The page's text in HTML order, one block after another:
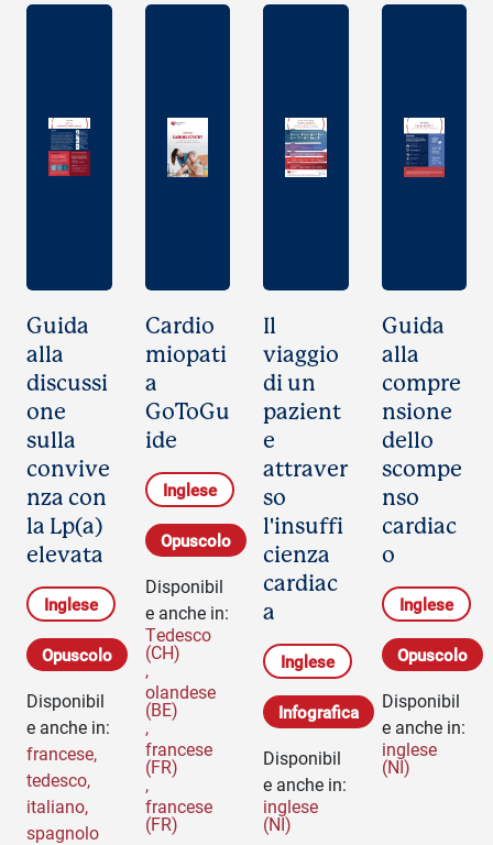
Guida
alla
discussi
one
sulla
convive
nza con
la Lp(a)
elevata
Inglese
Opuscolo
Disponibil
e anche in:
francese,
tedesco,
italiano,
spagnolo
Cardio
miopati
a
GoToGu
ide
Inglese
Opuscolo
Disponibil
e anche in:
Tedesco
(CH)
,
olandese
(BE)
,
francese
(FR)
,
francese
(FR)
Il
viaggio
di un
pazient
e
attraver
so
l'insuffi
cienza
cardiac
a
Inglese
Infografica
Disponibil
e anche in:
inglese
(NI)
Guida
alla
compre
nsione
dello
scompe
nso
cardiac
o
Inglese
Opuscolo
Disponibil
e anche in:
inglese
(NI)